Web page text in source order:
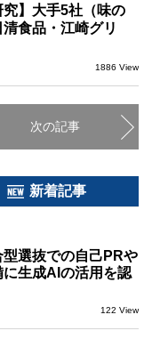
究】大手5社（味の
食品・江崎グリ
1886 View
次の記事
新着記事
選抜での自己PRや
生成AIの活用を認
122 View